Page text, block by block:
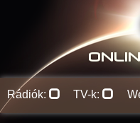
Rádiók: TV-k: